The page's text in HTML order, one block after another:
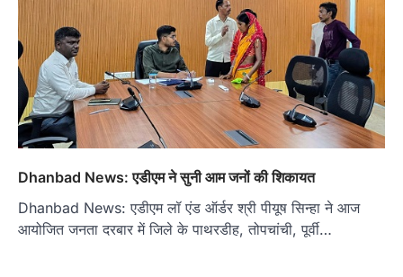
Dhanbad News: एडीएम ने सुनी आम जनों की शिकायत
Dhanbad News: एडीएम लॉ एंड ऑर्डर श्री पीयूष सिन्हा ने आज
आयोजित जनता दरबार में जिले के पाथरडीह, तोपचांची, पूर्वी…